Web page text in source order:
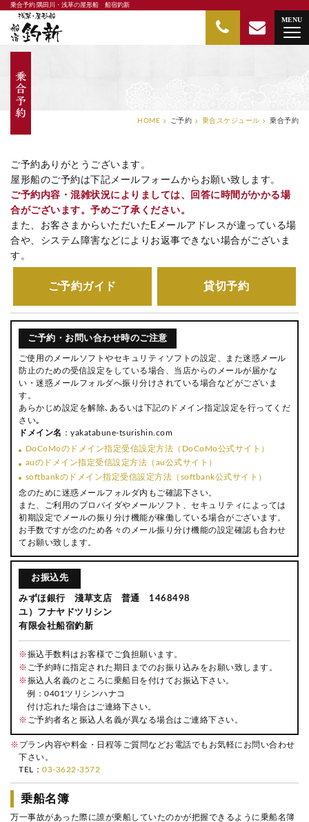
乗合予約 隅田川・浅草の屋形船 船宿釣新
MENU
隅田川・浅草の屋形船 船宿釣新
HOME ご予約 乗合スケジュール 乗合予約
ご予約ありがとうございます。
屋形船のご予約は下記メールフォームからお願い致します。
ご予約内容・混雑状況によりましては、回答に時間がかかる場
合がございます。予めご了承ください。
また、お客さまからいただいたEメールアドレスが違っている場
合や、システム障害などによりお返事できない場合がございま
す。
ご予約ガイド 貸切予約
ご予約・お問い合わせ時のご注意
ご使用のメールソフトやセキュリティソフトの設定、また迷惑メール
防止のための受信設定をしている場合、当店からのメールが届かな
い・迷惑メールフォルダへ振り分けされている場合などがございま
す。
あらかじめ設定を解除､あるいは下記のドメイン指定設定を行ってくだ
さい｡
ドメイン名 ：yakatabune-tsurishin.com
DoCoMoのドメイン指定受信設定方法（DoCoMo公式サイト）
auのドメイン指定受信設定方法（au公式サイト）
softbankのドメイン指定受信設定方法（softbank公式サイト）
念のために迷惑メールフォルダ内もご確認下さい。
また、ご利用のプロバイダやメールソフト、セキュリティによっては
初期設定でメールの振り分け機能が稼働している場合がございます。
お手数ですが念のため各々のメール振り分け機能の設定確認も合わせ
てお願い致します。
お振込先
みずほ銀行 淺草支店 普通 1468498
ユ）フナヤドツリシン
有限会社船宿釣新
※振込手数料はお客様でご負担願います。
※ ご予約時に指定された期日までのお振り込みをお願い致します。
※振込人名義のところに乗船日を付けてお振込下さい。
例：0401ツリシンハナコ
付け忘れた場合はご連絡下さい。
※ ご予約者名と振込人名義が異なる場合はご連絡下さい。
※ プラン内容や料金・日程等ご質問などお電話でもお気軽にお問い合わせ
下さい。
TEL： 03-3622-3572
乗船名簿
万一事故があった際に誰が乗船していたのかが把握できるように乗船名簿